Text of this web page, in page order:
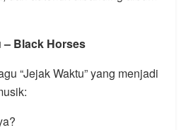
– Black Horses
“Jejak Waktu” yang menjadi